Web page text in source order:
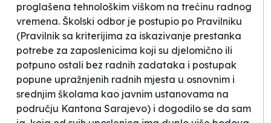
proglašena tehnološkim viškom na trećinu radnog
vremena. Školski odbor je postupio po Pravilniku
(Pravilnik sa kriterijima za iskazivanje prestanka
potrebe za zaposlenicima koji su djelomično ili
potpuno ostali bez radnih zadataka i postupak
popune upražnjenih radnih mjesta u osnovnim i
srednjim školama kao javnim ustanovama na
području Kantona Sarajevo) i dogodilo se da sam